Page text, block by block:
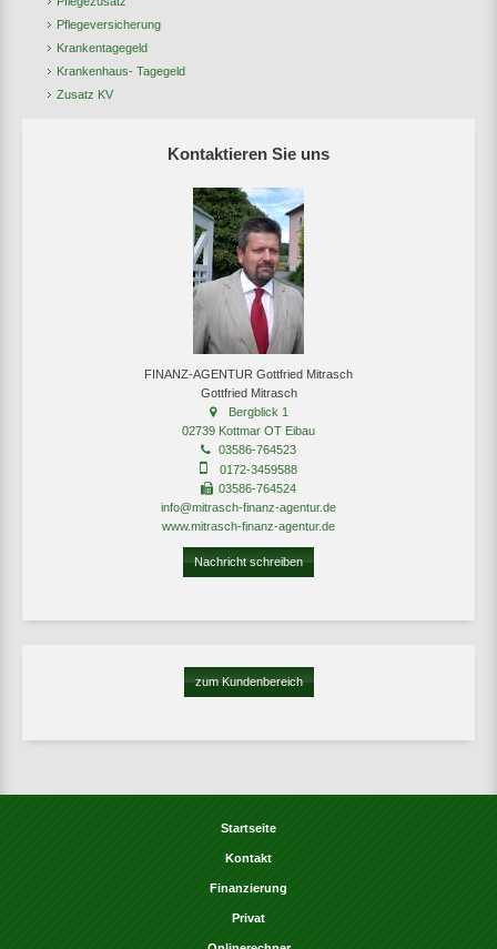
Pflegeversicherung
Krankentagegeld
Krankenhaus- Tagegeld
Zusatz KV
Kontaktieren Sie uns
FINANZ-AGENTUR Gottfried Mitrasch
Gottfried Mitrasch
Bergblick 1
02739 Kottmar OT Eibau
03586-764523
0172-3459588
03586-764524
info@mitrasch-finanz-agentur.de
www.mitrasch-finanz-agentur.de
Nachricht schreiben
zum Kundenbereich
Startseite
Kontakt
Finanzierung
Privat